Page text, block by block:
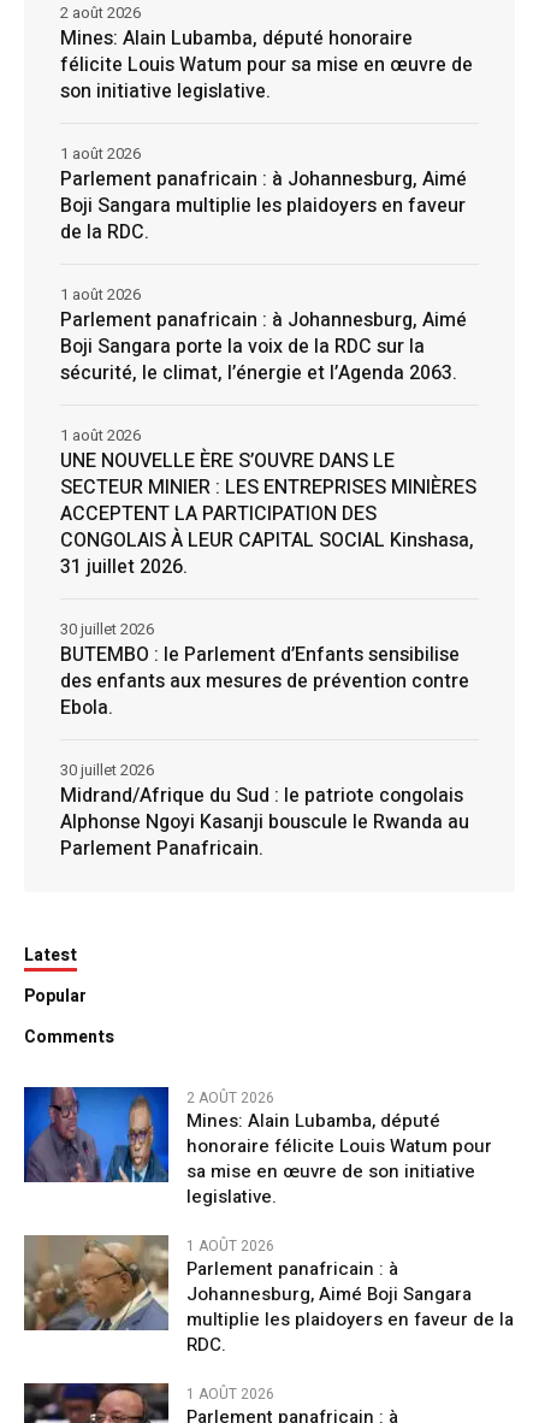
Mines: Alain Lubamba, député honoraire
félicite Louis Watum pour sa mise en œuvre de
son initiative legislative.
2 août 2026
Parlement panafricain : à Johannesburg, Aimé
Boji Sangara multiplie les plaidoyers en faveur
de la RDC.
1 août 2026
Parlement panafricain : à Johannesburg, Aimé
Boji Sangara porte la voix de la RDC sur la
sécurité, le climat, l’énergie et l’Agenda 2063.
1 août 2026
UNE NOUVELLE ÈRE S’OUVRE DANS LE
SECTEUR MINIER : LES ENTREPRISES MINIÈRES
ACCEPTENT LA PARTICIPATION DES
CONGOLAIS À LEUR CAPITAL SOCIAL Kinshasa,
31 juillet 2026.
1 août 2026
BUTEMBO : le Parlement d’Enfants sensibilise
des enfants aux mesures de prévention contre
Ebola.
30 juillet 2026
Midrand/Afrique du Sud : le patriote congolais
Alphonse Ngoyi Kasanji bouscule le Rwanda au
Parlement Panafricain.
30 juillet 2026
Latest
Popular
Comments
2 AOÛT 2026
Mines: Alain Lubamba, député
honoraire félicite Louis Watum pour
sa mise en œuvre de son initiative
legislative.
1 AOÛT 2026
Parlement panafricain : à
Johannesburg, Aimé Boji Sangara
multiplie les plaidoyers en faveur de la
RDC.
1 AOÛT 2026
Parlement panafricain : à